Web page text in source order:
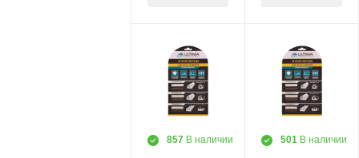
857 В наличии 501 В наличии